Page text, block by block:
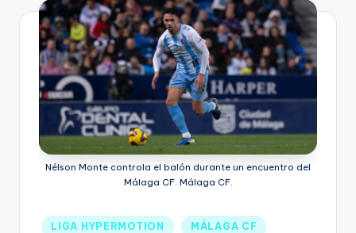
Nélson Monte controla el balón durante un encuentro del
Málaga CF. Málaga CF.
LIGA HYPERMOTION MÁLAGA CF